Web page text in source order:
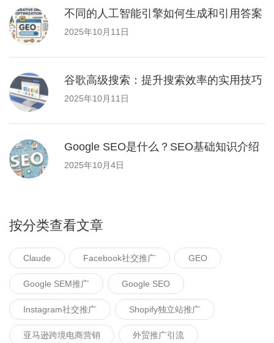
不同的人工智能引擎如何生成和引用答案
2025年10月11日
谷歌高级搜索：提升搜索效率的实用技巧
2025年10月11日
Google SEO是什么？SEO基础知识介绍
2025年10月4日
按分类查看文章
Claude Facebook社交推广 GEO
Google SEM推广 Google SEO
Instagram社交推广 Shopify独立站推广
亚马逊跨境电商营销 外贸推广引流